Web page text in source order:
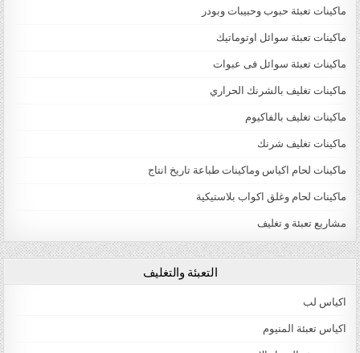
ماكينات تعبئة حبوب وحبيبات وبودر
ماكينات تعبئة سوائل اوتوماتيك
ماكينات تعبئة سوائل فى عبوات
ماكينات تغليف بالشرنك الحراري
ماكينات تغليف بالفاكيوم
ماكينات تغليف شرنك
ماكينات لحام اكياس وماكينات طباعة تاريخ انتاج
ماكينات لحام وغلق اكواب بلاستيكية
مشاريع تعبئة و تغليف
التعبئة والتغليف
اكياس لب
اكياس تعبئة المنيوم